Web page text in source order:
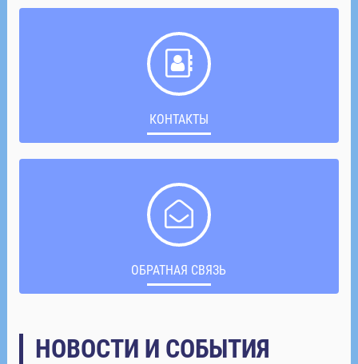
КОНТАКТЫ
ОБРАТНАЯ СВЯЗЬ
НОВОСТИ И СОБЫТИЯ